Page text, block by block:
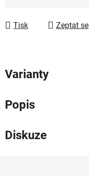
Tisk
Zeptat se
Varianty
Popis
Diskuze